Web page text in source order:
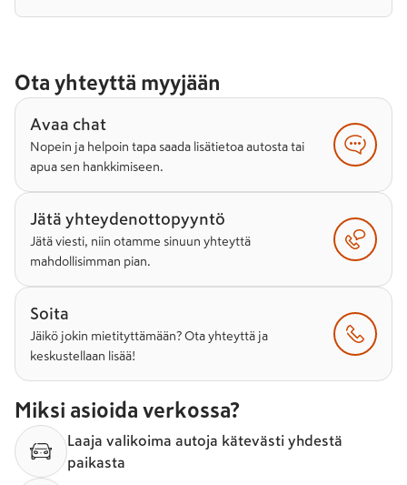
Ota yhteyttä myyjään
Avaa chat
Nopein ja helpoin tapa saada lisätietoa autosta tai
apua sen hankkimiseen.
Jätä yhteydenottopyyntö
Jätä viesti, niin otamme sinuun yhteyttä
mahdollisimman pian.
Soita
Jäikö jokin mietityttämään? Ota yhteyttä ja
keskustellaan lisää!
Miksi asioida verkossa?
Laaja valikoima autoja kätevästi yhdestä
paikasta